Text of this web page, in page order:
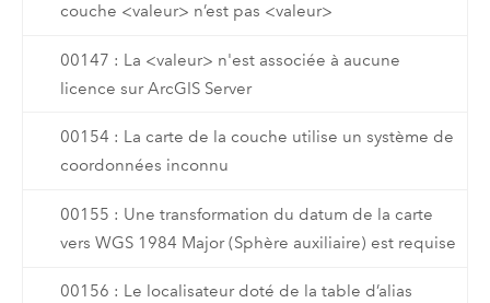
couche <valeur> n’est pas <valeur>
00147 : La <valeur> n'est associée à aucune
licence sur ArcGIS Server
00154 : La carte de la couche utilise un système de
coordonnées inconnu
00155 : Une transformation du datum de la carte
vers WGS 1984 Major (Sphère auxiliaire) est requise
00156 : Le localisateur doté de la table d’alias